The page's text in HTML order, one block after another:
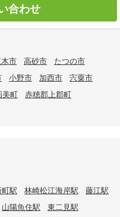
合わせ
市 高砂市
たつの市
小野市 加西市
宍粟市
美町
赤穂郡上郡町
駅 林崎松江海岸駅
藤江駅
山陽魚住駅
東二見駅